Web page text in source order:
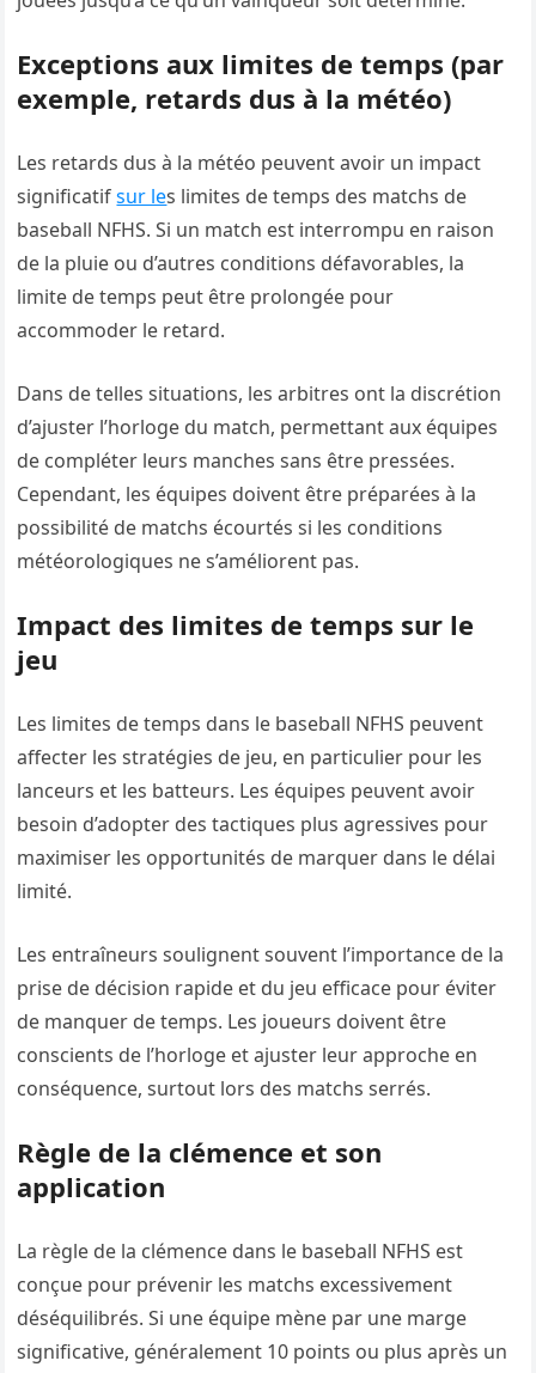
Exceptions aux limites de temps (par
exemple, retards dus à la météo)
Les retards dus à la météo peuvent avoir un impact
significatifsur les limites de temps des matchs de
baseball NFHS. Si un match est interrompu en raison
de la pluie ou d’autres conditions défavorables, la
limite de temps peut être prolongée pour
accommoder le retard.
Dans de telles situations, les arbitres ont la discrétion
d’ajuster l’horloge du match, permettant aux équipes
de compléter leurs manches sans être pressées.
Cependant, les équipes doivent être préparées à la
possibilité de matchs écourtés si les conditions
météorologiques ne s’améliorent pas.
Impact des limites de temps sur le
jeu
Les limites de temps dans le baseball NFHS peuvent
affecter les stratégies de jeu, en particulier pour les
lanceurs et les batteurs. Les équipes peuvent avoir
besoin d’adopter des tactiques plus agressives pour
maximiser les opportunités de marquer dans le délai
limité.
Les entraîneurs soulignent souvent l’importance de la
prise de décision rapide et du jeu efficace pour éviter
de manquer de temps. Les joueurs doivent être
conscients de l’horloge et ajuster leur approche en
conséquence, surtout lors des matchs serrés.
Règle de la clémence et son
application
La règle de la clémence dans le baseball NFHS est
conçue pour prévenir les matchs excessivement
déséquilibrés. Si une équipe mène par une marge
significative, généralement 10 points ou plus après un